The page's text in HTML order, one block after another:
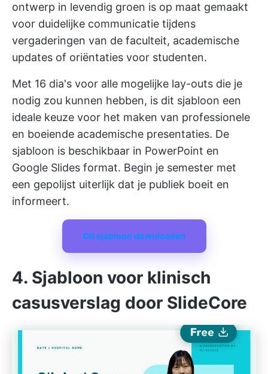
ontwerp in levendig groen is op maat gemaakt
voor duidelijke communicatie tijdens
vergaderingen van de faculteit, academische
updates of oriëntaties voor studenten.
Met 16 dia's voor alle mogelijke lay-outs die je
nodig zou kunnen hebben, is dit sjabloon een
ideale keuze voor het maken van professionele
en boeiende academische presentaties. De
sjabloon is beschikbaar in PowerPoint en
Google Slides format. Begin je semester met
een gepolijst uiterlijk dat je publiek boeit en
informeert.
Dit sjabloon downloaden
4. Sjabloon voor klinisch
casusverslag door SlideCore